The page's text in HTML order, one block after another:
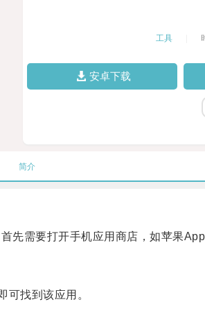
工具
安卓下载
简介
需要打开手机应用商店，如苹果App
找到该应用。